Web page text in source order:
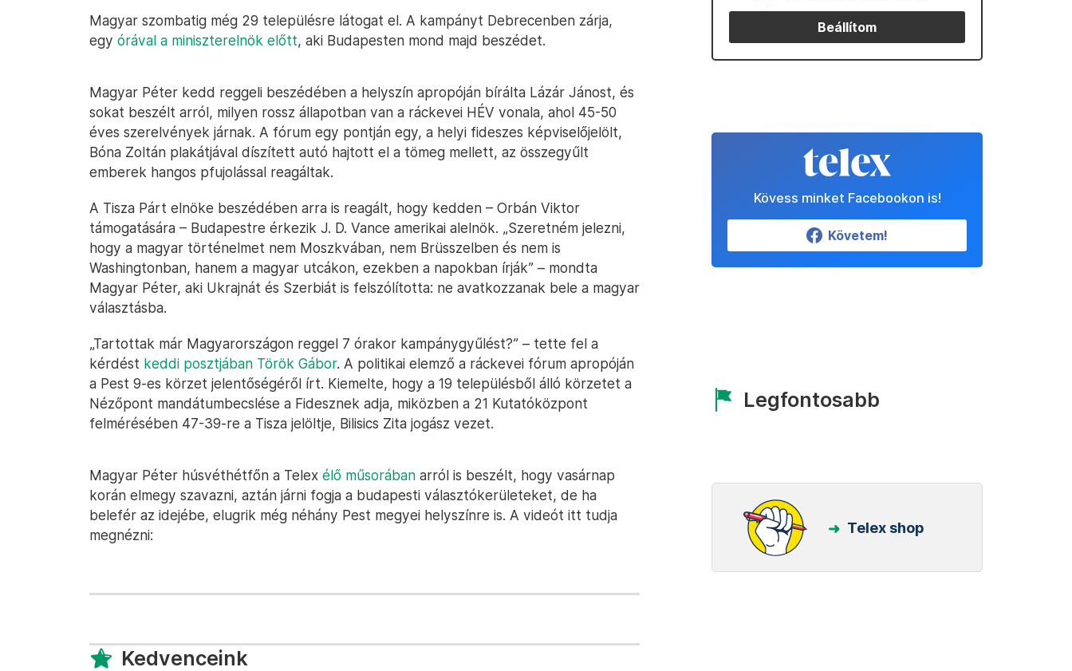
Magyar szombatig még 29 településre látogat el. A kampányt Debrecenben zárja,
egy órával a miniszterelnök előtt, aki Budapesten mond majd beszédet.
Magyar Péter kedd reggeli beszédében a helyszín apropóján bírálta Lázár Jánost, és
sokat beszélt arról, milyen rossz állapotban van a ráckevei HÉV vonala, ahol 45-50
éves szerelvények járnak. A fórum egy pontján egy, a helyi fideszes képviselőjelölt,
Bóna Zoltán plakátjával díszített autó hajtott el a tömeg mellett, az összegyűlt
emberek hangos pfujolással reagáltak.
A Tisza Párt elnöke beszédében arra is reagált, hogy kedden – Orbán Viktor
támogatására – Budapestre érkezik J. D. Vance amerikai alelnök. „Szeretném jelezni,
hogy a magyar történelmet nem Moszkvában, nem Brüsszelben és nem is
Washingtonban, hanem a magyar utcákon, ezekben a napokban írják” – mondta
Magyar Péter, aki Ukrajnát és Szerbiát is felszólította: ne avatkozzanak bele a magyar
választásba.
„Tartottak már Magyarországon reggel 7 órakor kampánygyűlést?” – tette fel a
kérdést keddi posztjában Török Gábor. A politikai elemző a ráckevei fórum apropóján
a Pest 9-es körzet jelentőségéről írt. Kiemelte, hogy a 19 településből álló körzetet a
Nézőpont mandátumbecslése a Fidesznek adja, miközben a 21 Kutatóközpont
felmérésében 47-39-re a Tisza jelöltje, Bilisics Zita jogász vezet.
Magyar Péter húsvéthétfőn a Telex élő műsorában arról is beszélt, hogy vasárnap
korán elmegy szavazni, aztán járni fogja a budapesti választókerületeket, de ha
belefér az idejébe, elugrik még néhány Pest megyei helyszínre is. A videót itt tudja
megnézni:
Kedvenceink
Beállítom
Kövess minket Facebookon is!
Követem!
Legfontosabb
Telex shop